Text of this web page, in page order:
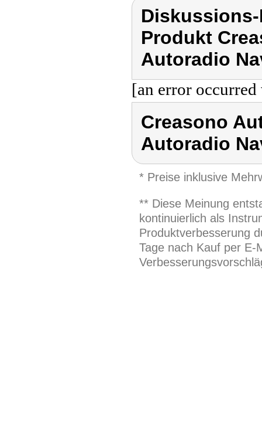
Produkt
Autoradio
[an error
Creasono
Autoradio
* Preise inklusive
** Diese Meinung
kontinuierlich als
Produktverbesserung
Tage nach Kauf per E-